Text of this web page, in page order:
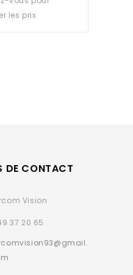
les prix
DE CONTACT
Vision
37 20 65